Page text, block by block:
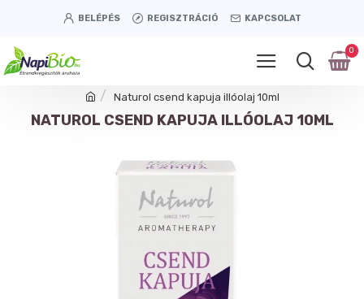
BELÉPÉS REGISZTRÁCIÓ KAPCSOLAT
0
Naturol csend kapuja illóolaj 10ml
NATUROL CSEND KAPUJA ILLÓOLAJ 10ML